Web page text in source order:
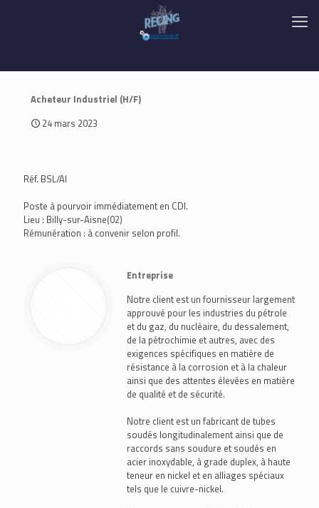
Acheteur Industriel (H/F)
24 mars 2023
Réf. BSL/AI
Poste à pourvoir immédiatement en CDI.
Lieu : Billy-sur-Aisne(02)
Rémunération : à convenir selon profil.
Entreprise
Notre client est un fournisseur largement
approuvé pour les industries du pétrole
et du gaz, du nucléaire, du dessalement,
de la pétrochimie et autres, avec des
exigences spécifiques en matière de
résistance à la corrosion et à la chaleur
ainsi que des attentes élevées en matière
de qualité et de sécurité.
Notre client est un fabricant de tubes
soudés longitudinalement ainsi que de
raccords sans soudure et soudés en
acier inoxydable, à grade duplex, à haute
teneur en nickel et en alliages spéciaux
tels que le cuivre-nickel.